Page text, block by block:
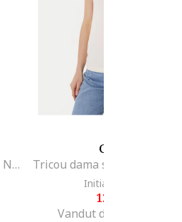
Pantaloni scurti cu broderii, Negru/Maro deschis
GUESS
Initial: 141
128
Vandut de MODIVO SA